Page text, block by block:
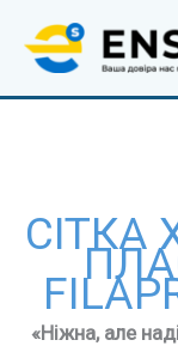
вмісту
СІТКА
«Ніжна, але